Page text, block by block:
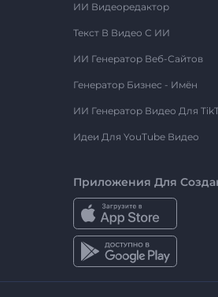
ИИ Видеоредактор
Текст В Видео С ИИ
ИИ Генератор Веб-Сайтов
Генератор Бизнес - Имён
ИИ Генератор Видео Для
Идеи Для YouTube Видео
Приложения Для